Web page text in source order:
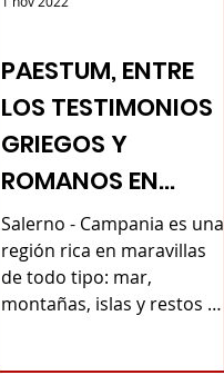
PAESTUM, ENTRE
LOS TESTIMONIOS
GRIEGOS Y
ROMANOS EN
CAMPAN -
PUEBLOS
ITALIANOS -
RAÍCES
Salerno - Campania es una
región rica en maravillas
de todo tipo: mar,
montañas, islas y restos de